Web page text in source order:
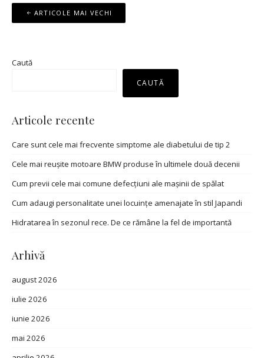
Navigare
în
ARTICOLE MAI VECHI
Caută
CAUTĂ
Articole recente
Care sunt cele mai frecvente simptome ale diabetului de tip 2
Cele mai reușite motoare BMW produse în ultimele două decenii
Cum previi cele mai comune defecțiuni ale mașinii de spălat
Cum adaugi personalitate unei locuințe amenajate în stil Japandi
Hidratarea în sezonul rece. De ce rămâne la fel de importantă
Arhivă
august 2026
iulie 2026
iunie 2026
mai 2026